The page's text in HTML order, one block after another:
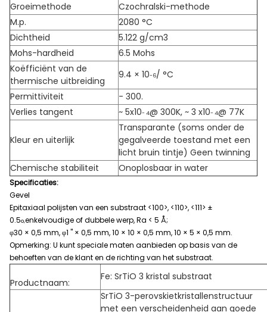
Groeimethode
Czochralski-methode
M.p.
2080 °C
Dichtheid
5.122 g/cm3
Mohs-hardheid
6.5 Mohs
Koëfficiënt van de
thermische uitbreiding
9.4 × 10-6/ °C
Permittiviteit
- 300.
Verlies tangent
~ 5x10- 4@ 300K, ~ 3 x10- 4@ 77K
Kleur en uiterlijk
Transparante (soms onder de
gegalveerde toestand met een
licht bruin tintje) Geen twinning
Chemische stabiliteit
Onoplosbaar in water
Specificaties:
Gevel
Epitaxiaal polijsten van een substraat <100>, <110>, <111> ±
0.5o,enkelvoudige of dubbele werp, Ra < 5 Å;
φ30 × 0,5 mm, φ1 " × 0,5 mm, 10 × 10 × 0,5 mm, 10 × 5 × 0,5 mm.
Opmerking: U kunt speciale maten aanbieden op basis van de
behoeften van de klant en de richting van het substraat.
Productnaam:
Fe: SrTiO 3 kristal substraat
SrTiO 3-perovskietkristallenstructuur
met een verscheidenheid aan goede